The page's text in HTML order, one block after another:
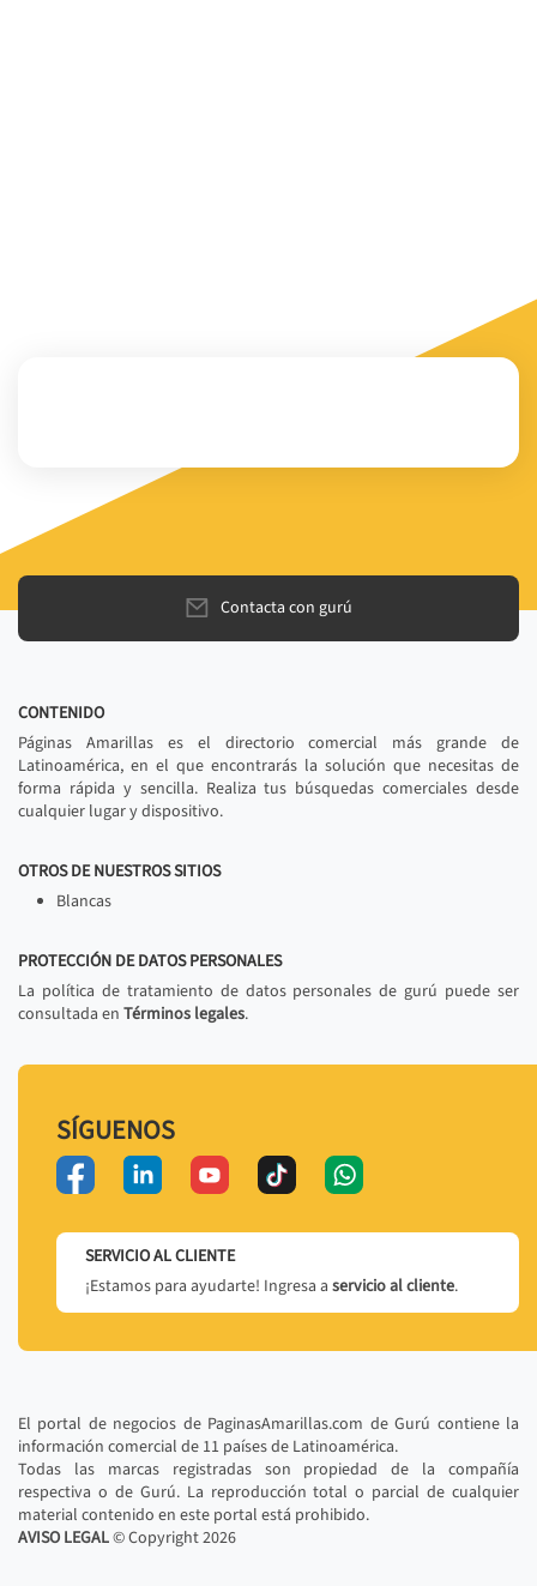
Contacta con gurú
CONTENIDO
Páginas Amarillas es el directorio comercial más grande de
Latinoamérica, en el que encontrarás la solución que necesitas de
forma rápida y sencilla. Realiza tus búsquedas comerciales desde
cualquier lugar y dispositivo.
OTROS DE NUESTROS SITIOS
Blancas
PROTECCIÓN DE DATOS PERSONALES
La política de tratamiento de datos personales de gurú puede ser
consultada en Términos legales.
SÍGUENOS
SERVICIO AL CLIENTE
¡Estamos para ayudarte! Ingresa a servicio al cliente.
El portal de negocios de PaginasAmarillas.com de Gurú contiene la
información comercial de 11 países de Latinoamérica.
Todas las marcas registradas son propiedad de la compañía
respectiva o de Gurú. La reproducción total o parcial de cualquier
material contenido en este portal está prohibido.
AVISO LEGAL© Copyright2026